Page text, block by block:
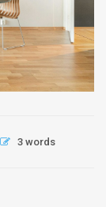
3 words